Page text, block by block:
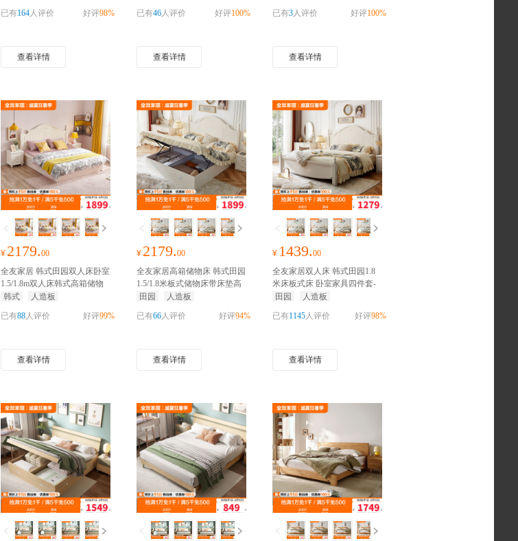
已有164人评价 好评98%
查看详情
已有46人评价 好评100%
查看详情
已有3人评价 好评100%
查看详情
¥ 2179.00
全友家居 韩式田园双人床卧室
1.5/1.8m双人床韩式高箱储物
床板式床抢千元家装红包
韩式
人造板
已有88人评价 好评99%
查看详情
¥ 2179.00
全友家居高箱储物床 韩式田园
1.5/1.8米板式储物床带床垫高
箱床抢千元家装红包
田园
人造板
已有66人评价 好评94%
查看详情
¥ 1439.00
全友家居双人床 韩式田园1.8
米床板式床 卧室家具四件套-
抢千元家装红包
田园
人造板
已有1145人评价 好评98%
查看详情